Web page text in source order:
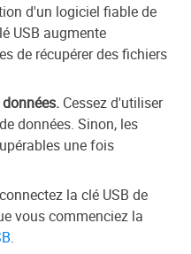
d'un logiciel fiable de
USB augmente
de récupérer des fichiers
Cessez d'utiliser
données. Sinon, les
une fois
la clé USB de
vous commenciez la
.